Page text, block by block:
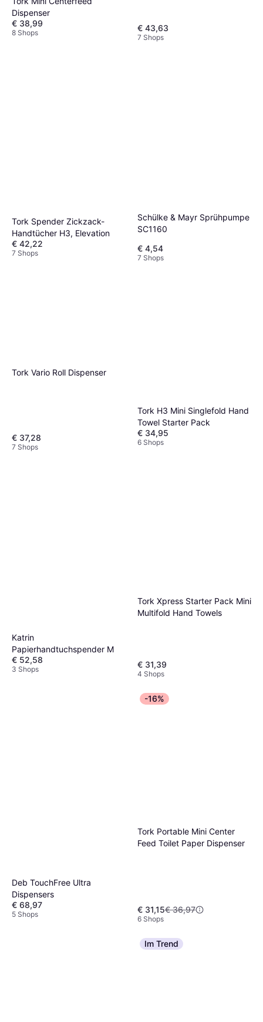
Dispenser
€ 38,99
8 Shops € 43,63
7 Shops
Tork Spender Zickzack-
Handtücher H3, Elevation
€ 42,22
7 Shops
Schülke & Mayr Sprühpumpe
SC1160
€ 4,54
7 Shops
Tork Vario Roll Dispenser
€ 37,28
7 Shops
Tork H3 Mini Singlefold Hand
Towel Starter Pack
€ 34,95
6 Shops
Katrin
Papierhandtuchspender M
€ 52,58
3 Shops
Tork Xpress Starter Pack Mini
Multifold Hand Towels
€ 31,39
4 Shops
Deb TouchFree Ultra
Dispensers
€ 68,97
5 Shops
-16%
Tork Portable Mini Center
Feed Toilet Paper Dispenser
€ 31,15€ 36,97
6 Shops
Im Trend